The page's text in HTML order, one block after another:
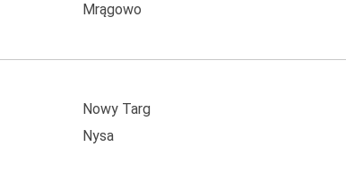
Mrągowo
Nowy Targ
Nysa